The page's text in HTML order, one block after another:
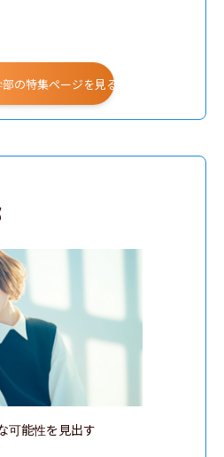
の特集ページを見る
可能性を見出す